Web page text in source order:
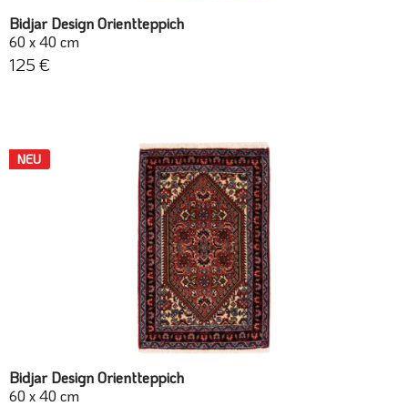
Bidjar Design Orientteppich
60 x 40 cm
125 €
NEU
Bidjar Design Orientteppich
60 x 40 cm